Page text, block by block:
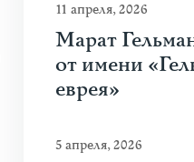
11 апреля, 2026
Марат
от имени
еврея»
5 апреля, 2026